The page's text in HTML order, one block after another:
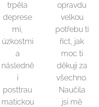
trpěla
deprese
mi,
úzkostmi
a
následně
i
posttrau
matickou
opravdu
velkou
potřebu ti
říct, jak
moc ti
děkuji za
všechno.
Naučila
jsi mě